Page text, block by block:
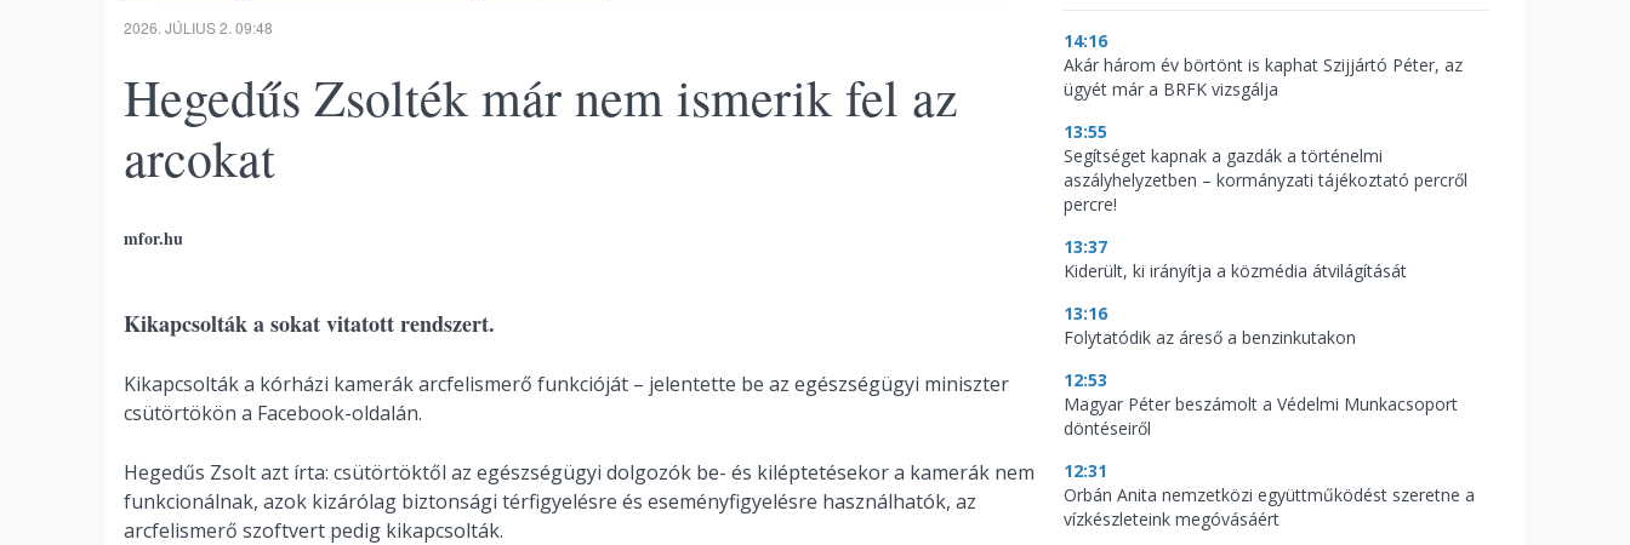
2026. JÚLIUS 2. 09:48
Hegedűs Zsolték már nem ismerik fel az
arcokat
mfor.hu
Kikapcsolták a sokat vitatott rendszert.
Kikapcsolták a kórházi kamerák arcfelismerő funkcióját – jelentette be az egészségügyi miniszter
csütörtökön a Facebook-oldalán.
Hegedűs Zsolt azt írta: csütörtöktől az egészségügyi dolgozók be- és kiléptetésekor a kamerák nem
funkcionálnak, azok kizárólag biztonsági térfigyelésre és eseményfigyelésre használhatók, az
arcfelismerő szoftvert pedig kikapcsolták.
14:16
Akár három év börtönt is kaphat Szijjártó Péter, az
ügyét már a BRFK vizsgálja
13:55
Segítséget kapnak a gazdák a történelmi
aszályhelyzetben – kormányzati tájékoztató percről
percre!
13:37
Kiderült, ki irányítja a közmédia átvilágítását
13:16
Folytatódik az áreső a benzinkutakon
12:53
Magyar Péter beszámolt a Védelmi Munkacsoport
döntéseiről
12:31
Orbán Anita nemzetközi együttműködést szeretne a
vízkészleteink megóvásáért